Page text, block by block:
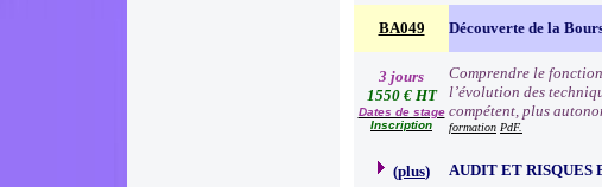
BA049 Découverte de la
3 jours
1550 € HT
Dates de stage
Inscription
Comprendre le
l’évolution des
compétent, plus
formation PdF.
(plus) AUDIT ET RISQUES